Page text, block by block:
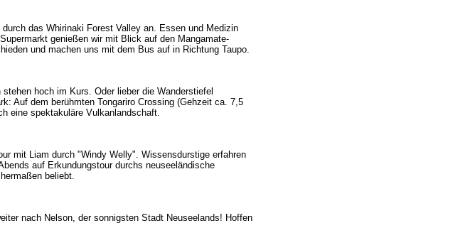
das Whirinaki Forest Valley an. Essen und Medizin
genießen wir mit Blick auf den Mangamate-
und machen uns mit dem Bus auf in Richtung Taupo.
hoch im Kurs. Oder lieber die Wanderstiefel
Auf dem berühmten Tongariro Crossing (Gehzeit ca. 7,5
eine spektakuläre Vulkanlandschaft.
mit Liam durch "Windy Welly". Wissensdurstige erfahren
auf Erkundungstour durchs neuseeländische
beliebt.
nach Nelson, der sonnigsten Stadt Neuseelands! Hoffen